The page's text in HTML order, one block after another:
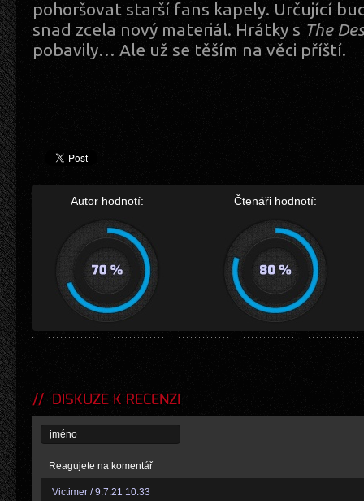
pohoršovat starší fans kapely. Určující
snad zcela nový materiál. Hrátky s The
pobavily… Ale už se těším na věci příští.
Autor hodnotí: Čtenáři hodnotí:
DISKUZE K RECENZI
Reagujete na komentář
Victimer / 9.7.21 10:33